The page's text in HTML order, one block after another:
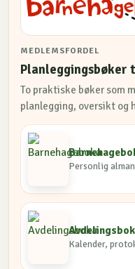
MEDLEMSFORDEL
Planleggingsbøker
To praktiske bøker som
planlegging, oversikt og
Personlig
Kalender,